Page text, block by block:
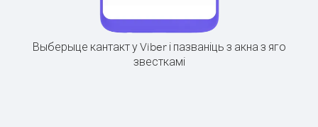
Выберыце кантакт у Viber і пазваніць з акна з яго
звесткамі